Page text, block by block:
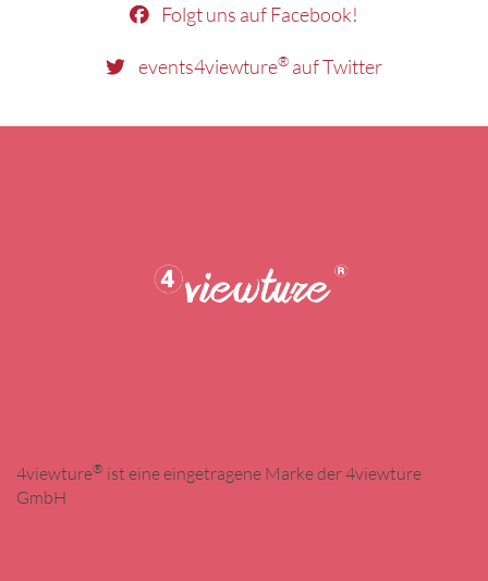
Folgt uns auf Facebook!
events4viewture®auf Twitter
4viewture® ist eine eingetragene Marke der 4viewture
GmbH